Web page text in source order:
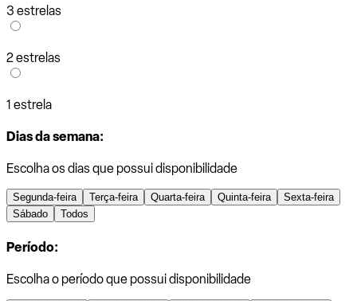
3 estrelas
2 estrelas
1 estrela
Dias da semana:
Escolha os dias que possui disponibilidade
Segunda-feira Terça-feira Quarta-feira Quinta-feira
Sexta-feira
Sábado
Todos
Período:
Escolha o período que possui disponibilidade